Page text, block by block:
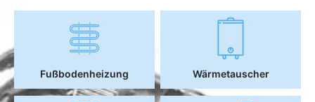
Fußbodenheizung Wärmetauscher